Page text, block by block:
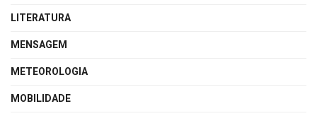
LITERATURA
MENSAGEM
METEOROLOGIA
MOBILIDADE